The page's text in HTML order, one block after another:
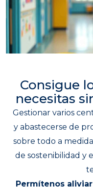
Consigue
necesitas
Gestionar varios
y abastecerse de
sobre todo a
de sostenibilidad y
Permítenos